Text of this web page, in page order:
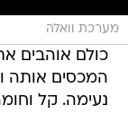
מערכת וואלה
כולם אוהבים
המכסים אותה
נעימה. קל